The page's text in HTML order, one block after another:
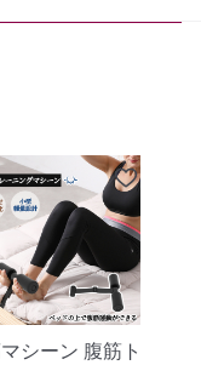
シーン 腹筋ト